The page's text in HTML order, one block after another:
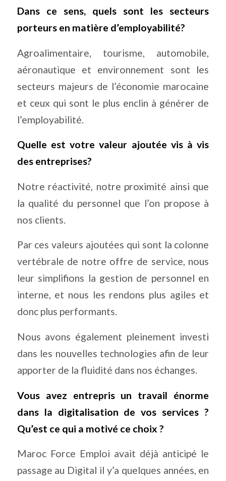
Dans ce sens, quels sont les secteurs
porteurs en matière d’employabilité?
Agroalimentaire, tourisme, automobile,
aéronautique et environnement sont les
secteurs majeurs de l’économie marocaine
et ceux qui sont le plus enclin à générer de
l’employabilité.
Quelle est votre valeur ajoutée vis à vis
des entreprises?
Notre réactivité, notre proximité ainsi que
la qualité du personnel que l’on propose à
nos clients.
Par ces valeurs ajoutées qui sont la colonne
vertébrale de notre offre de service, nous
leur simplifions la gestion de personnel en
interne, et nous les rendons plus agiles et
donc plus performants.
Nous avons également pleinement investi
dans les nouvelles technologies afin de leur
apporter de la fluidité dans nos échanges.
Vous avez entrepris un travail énorme
dans la digitalisation de vos services ?
Qu’est ce qui a motivé ce choix ?
Maroc Force Emploi avait déjà anticipé le
passage au Digital il y’a quelques années, en